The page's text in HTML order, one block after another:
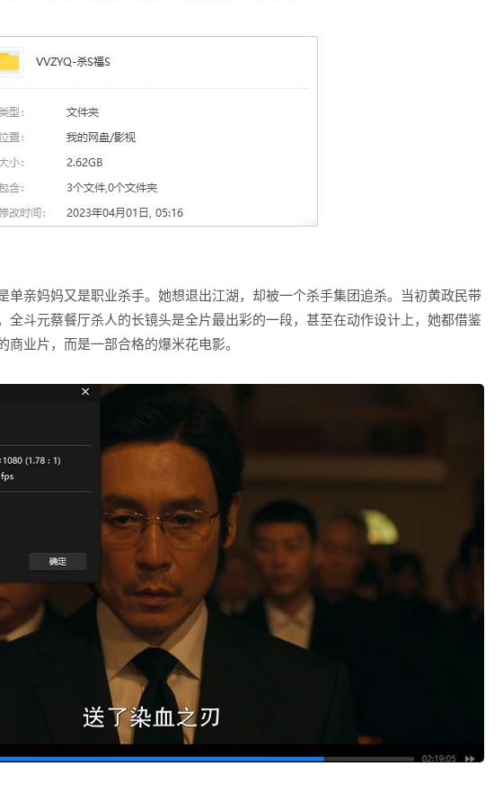
单亲妈妈又是职业杀手。她想退出江湖，却被一个杀手集团追杀。当初黄政民带
全斗元蔡餐厅杀人的长镜头是全片最出彩的一段，甚至在动作设计上，她都借鉴
商业片，而是一部合格的爆米花电影。